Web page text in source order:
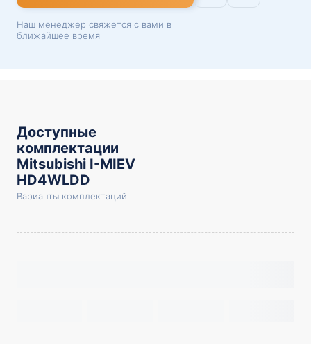
Наш менеджер свяжется с вами в
ближайшее время
Доступные
комплектации
Mitsubishi I-MIEV
HD4WLDD
Варианты комплектаций